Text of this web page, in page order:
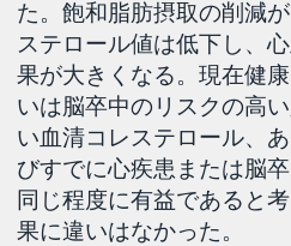
た。飽和脂肪摂取の削減
ステロール値は低下し、
果が大きくなる。現在健
いは脳卒中のリスクの高
い血清コレステロール、
びすでに心疾患または脳
同じ程度に有益であると
果に違いはなかった。